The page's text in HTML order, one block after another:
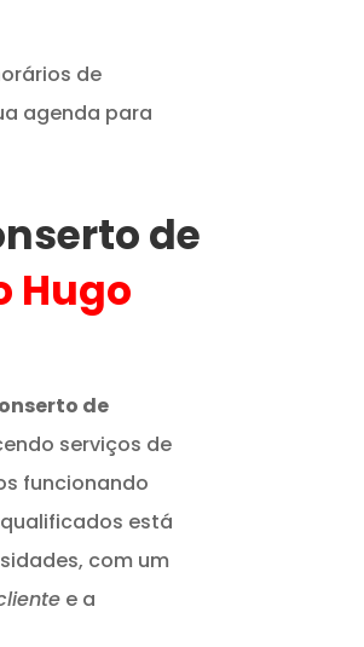
de
agenda para
de
Hugo
de
serviços de
funcionando
está
com um
e a